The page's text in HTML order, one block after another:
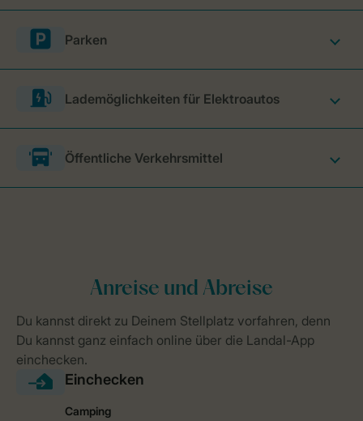
Parken
Lademöglichkeiten für Elektroautos
Öffentliche Verkehrsmittel
Camping